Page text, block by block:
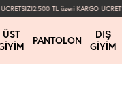
2.500 TL üzeri KARGO
ÜST
PANTOLON
DIŞ
GIYIM